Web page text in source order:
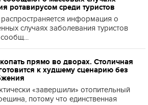
ротавирусом среди туристов
информация о
случаях заболевания туристов
прямо во дворах. Столичная
к худшему сценарию без
«завершили» отопительный
потому что единственная